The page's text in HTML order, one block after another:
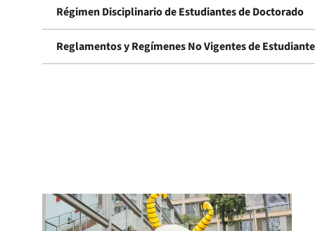
Régimen Disciplinario de Estudiantes de Doctorado
Reglamentos y Regímenes No Vigentes de